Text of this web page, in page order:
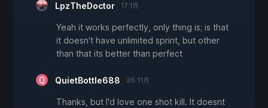
LpzTheDoctor 17 1月
Yeah it works perfectly, only thing is; is that
it doesn't have unlimited sprint, but other
than that its better than perfect
QuietBottle688 26 11月
Thanks, but I'd love one shot kill. It doesnt